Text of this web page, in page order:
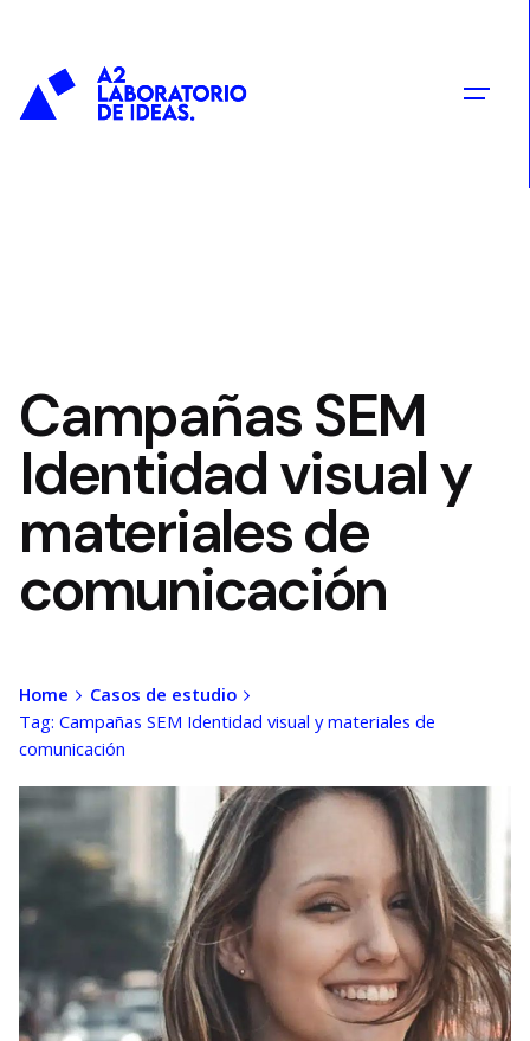
Campañas SEM
Identidad visual y
materiales de
comunicación
Home
Casos de estudio
Tag: Campañas SEM Identidad visual y materiales de
comunicación